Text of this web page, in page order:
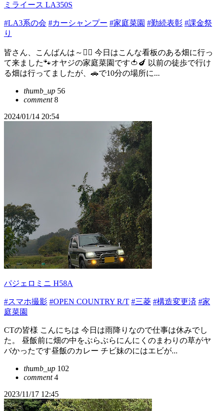
ミライース LA350S
#LA3系の会 #カーシャンプー #家庭菜園 #勤続表彰 #課金祭
り
皆さん、こんばんは～🙋‍♂️ 今日はこんな看板のある畑に行っ
て来ました🐾オヤジの家庭菜園です🍅🍆 以前の徒歩で行け
る畑は行ってましたが、🚗で10分の場所に...
thumb_up 56
comment8
2024/01/14 20:54
パジェロミニ H58A
#スマホ撮影 #OPEN COUNTRY R/T #三菱 #構造変更済 #家
庭菜園
CTの皆様 こんにちは 今日は雨降りなので仕事は休みでし
た。 昼飯前に畑の中をぶらぶらにんにくのまわりの草がヤ
バかったです昼飯のカレー チビ妹のにはエビが...
thumb_up 102
comment4
2023/11/17 12:45